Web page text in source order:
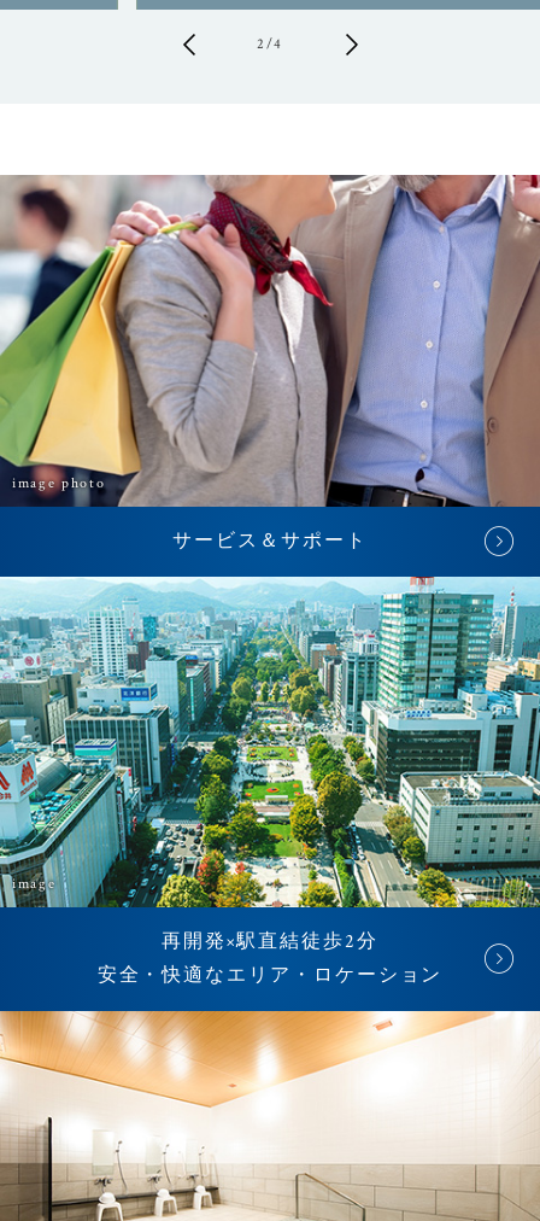
2 /4
image photo
サービス＆サポート
image
再開発×駅直結徒歩2分
安全・快適なエリア・ロケーション